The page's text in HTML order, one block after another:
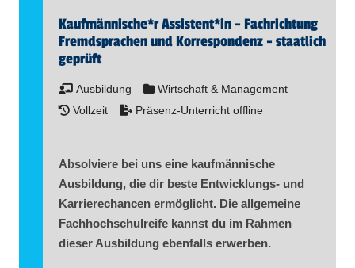
Kaufmännische*r Assistent​*in - Fachrichtung
Fremdsprachen und Korrespondenz - staatlich
geprüft
Ausbildung
Wirtschaft & Management
Vollzeit
Präsenz-Unterricht offline
Absolviere bei uns eine kaufmännische
Ausbildung, die dir beste Entwicklungs- und
Karrierechancen ermöglicht. Die allgemeine
Fachhochschulreife kannst du im Rahmen
dieser Ausbildung ebenfalls erwerben.